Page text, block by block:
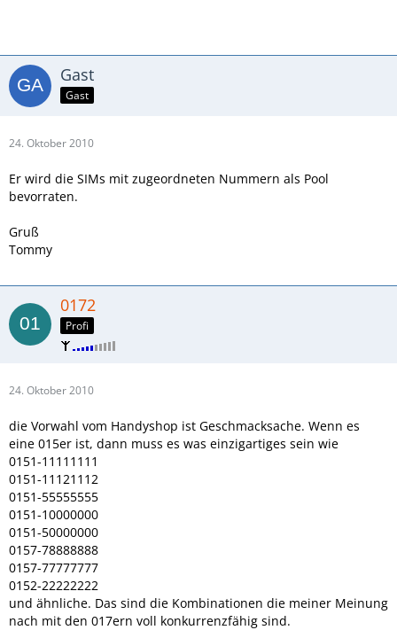
Gast
Gast
24. Oktober 2010
Er wird die SIMs mit zugeordneten Nummern als Pool
bevorraten.
Gruß
Tommy
0172
Profi
24. Oktober 2010
die Vorwahl vom Handyshop ist Geschmacksache. Wenn es
eine 015er ist, dann muss es was einzigartiges sein wie
0151-11111111
0151-11121112
0151-55555555
0151-10000000
0151-50000000
0157-78888888
0157-77777777
0152-22222222
und ähnliche. Das sind die Kombinationen die meiner Meinung
nach mit den 017ern voll konkurrenzfähig sind.